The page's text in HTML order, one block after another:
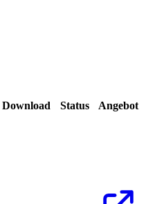
Download Status Angebot